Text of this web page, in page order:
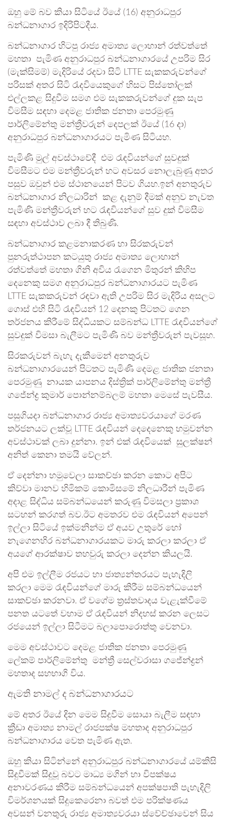
ඔහු මේ බව කියා සිටියේ ඊයේ (16) අනුරාධපුර
බන්ධනාගාර ඉදිරිපිටදීය.
බන්ධනාගාර හිටපු රාජ්‍ය අමාත්‍ය ලොහාන් රත්වත්තේ
මහතා පැමිණ අනුරාධපුර බන්ධනාගාරයේ උපරිම සිර
(මැක්සිමම්) මැදිරියේ රදවා සිටි LTTE සැකකරුවන්ගේ
පරිසක් අතර සිටි රැදවියෙකුගේ හිසට පිස්තෝලක්
එල්ලකළ සිදුවීම සමග එම සැකකරුවන්ගේ දුක සැප
විමසීම සඳහා දෙමළ ජාතික ජනතා පෙරමුණු
පාර්ලිමේන්තු මන්ත්‍රීවරුන් දෙපලක් ඊයේ (16 දා)
අනුරාධපුර බන්ධනාගාරයට පැමිණ සිටියහ.
පැමිණි මුල් අවස්ථාවේදී එම රැඳවියන්ගේ සුවදුක්
විමසීමට එම මන්ත්‍රීවරුන් හට අවසර නොලැබුණු අතර
පසුව ඔවුන් එම ස්ථානයෙන් පිටව ගියහ.ඉන් අනතුරුව
බන්ධනාගාර නිලධාරින් කළ දැනුම් දීමක් අනුව නැවත
පැමිණි මන්ත්‍රීවරුන් හට රැඳවියන්ගේ සුව දුක් විමසීම
සඳහා අවස්ථාව ලබා දී තිබුණි.
බන්ධනාගාර කළමනාකරණ හා සිරකරුවන්
පුනරුත්ථාපන කටයුතු රාජ්‍ය අමාත්‍ය ලොහාන්
රත්වත්තේ මහතා ගිනි අවිය රැගෙන මිතුරන් කිහිප
දෙනෙකු සමග අනුරාධපුර බන්ධනාගාරයට පැමිණ
LTTE සැකකරුවන් රඳවා ඇති උපරිම සිර මැදිරිය අසලට
ගොස් එහි සිටි රැඳවියන් 12 දෙනකු පිටතට ගෙන
තර්ජනය කිරීමේ සිද්ධියකට සම්බන්ධ LTTE රැඳවියන්ගේ
සුවදුක් විමසා බැලීමට පැමිණි බව මන්ත්‍රීවරුන් පැවසූහ.
සිරකරුවන් බැහැ දැකීමෙන් අනතුරුව
බන්ධනාගාරයෙන් පිටතට පැමිණි දෙමළ ජාතික ජනතා
පෙරමුණු නායක යාපනය දිස්ත්‍රික් පාර්ලිමේන්තු මන්ත්‍රී
ගජේන්ද්‍ර කුමාර් පොන්නම්බලම් මහතා මෙසේ පැවසීය.
පසුගියදා බන්ධනාගාර රාජ්‍ය අමාත්‍යවරයාගේ මරණ
තර්ජනයට ලක්වූ LTTE රැඳවියන් දෙදෙනෙකු හමුවන්න
අවස්ථාවක් ලබා දුන්නා. ඉන් එක් රැඳවියෙක් සුලක්ෂන්
අනිත් කෙනා තමයි වේලන්.
ඒ දෙන්නා හමුවෙලා සාකච්ඡා කරන කොට අපිට
කිව්වා මානව හිමිකම් කොමිසමේ නිලධාරීන් පැමිණ
අදාළ සිද්ධිය සම්බන්ධයෙන් කරුණු විමසලා ප්‍රකාශ
සටහන් කරගත් බව.ඊට අමතරව එම රැඳවියන් අපෙන්
ඉල්ලා සිටියේ ඉක්මනින්ම ඒ අයව උතුරේ හෝ
නැගෙනහිර බන්ධනාගාරයකට මාරු කරලා කරලා ඒ
අයගේ ආරක්ෂාව තහවුරු කරලා දෙන්න කියලයි.
අපි එම ඉල්ලීම රජයට හා ජාත්‍යන්තරයට පැහැදිලි
කරලා මෙම රැඳවියන්ගේ මාරු කිරීම සම්බන්ධයෙන්
සාකච්ඡා කරනවා. ඒ වගේම ත්‍රස්තවාදය වැළැක්වීමේ
පනත යටතේ වහාම ඒ රැඳවියන් නිදහස් කරන ලෙසට
රජයෙන් ඉල්ලා සිටීමට බලාපොරොත්තු වෙනවා.
මෙම අවස්ථාවට දෙමළ ජාතික ජනතා පෙරමුණු
ලේකම් පාර්ලිමේන්තු මන්ත්‍රී සෙල්වරාසා ගජේන්ද්‍රන්
මහතාද සහභාගි විය.
ඇමති නාමල් ද බන්ධනාගාරයට
මේ අතර ඊයේ දින මෙම සිදුවීම සොයා බැලීම සඳහා
ක්‍රීඩා අමාත්‍ය නාමල් රාජපක්ෂ මහතාද අනුරාධපුර
බන්ධනාගාරය වෙත පැමිණ ඇත.
ඔහු කියා සිටින්නේ අනුරාධපුර බන්ධනාගාරයේ යම්කිසි
සිදුවීමක් සිදුවූ බවට මාධ්‍ය මගින් හා විපක්ෂය
අනාවරණය කිරීම සම්බන්ධයෙන් අපක්ෂපාති පැහැදිලි
විමර්ශනයක් සිදුකෙරෙනා බවත් එම පරික්ෂණය
අවසන් වනතුරු රාජ්‍ය අමාත්‍යවරයා ස්වේච්ඡාවෙන් සිය